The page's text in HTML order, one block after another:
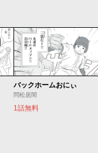
バックホームおにぃ
問松居間
1話無料